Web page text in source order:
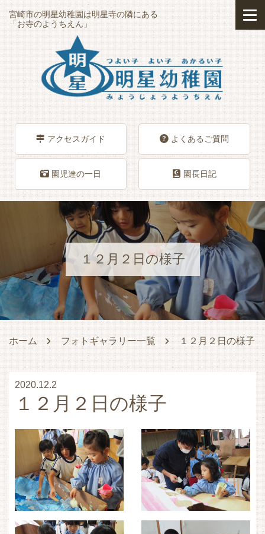
宮崎市の明星幼稚園は明星寺の隣にある
「お寺のようちえん」
アクセスガイド よくあるご質問
園児達の一日 園長日記
１２月２日の様子
ホーム フォトギャラリー一覧 １２月２日の様子
2020.12.2
１２月２日の様子